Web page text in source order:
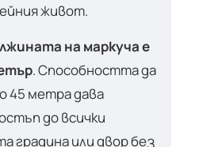
живот.
на маркуча е
. Способността да
45 метра дава
до всички
градина или двор без